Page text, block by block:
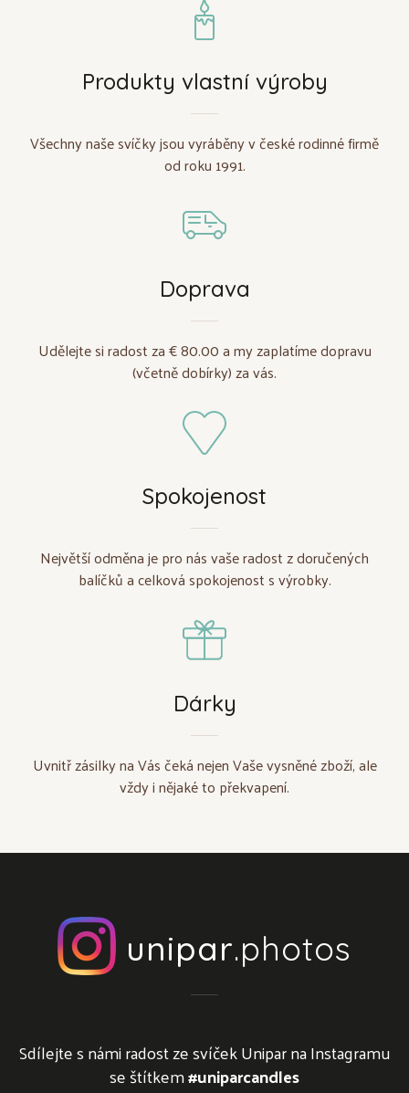
Produkty vlastní výroby
Všechny naše svíčky jsou vyráběny v české rodinné firmě
od roku 1991.
Doprava
Udělejte si radost za € 80.00 a my zaplatíme dopravu
(včetně dobírky) za vás.
Spokojenost
Největší odměna je pro nás vaše radost z doručených
balíčků a celková spokojenost s výrobky.
Dárky
Uvnitř zásilky na Vás čeká nejen Vaše vysněné zboží, ale
vždy i nějaké to překvapení.
unipar.photos
Sdílejte s námi radost ze svíček Unipar na Instagramu
se štítkem#uniparcandles